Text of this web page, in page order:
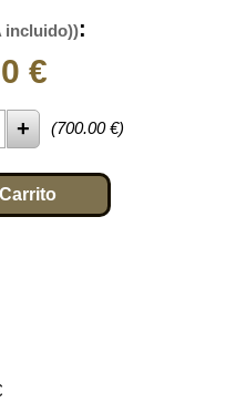
incluido)):
€
(700.00€)